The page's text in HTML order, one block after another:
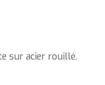
sur acier rouillé.